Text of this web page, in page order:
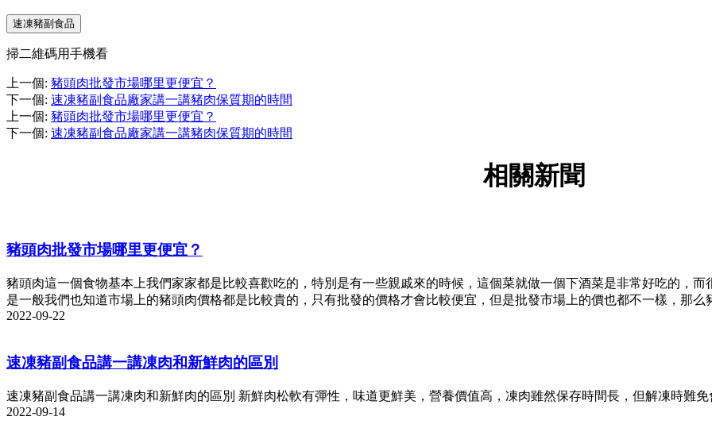
速凍豬副食品
掃二維碼用手機看
上一個: 豬頭肉批發市場哪里更便宜？
下一個: 速凍豬副食品廠家講一講豬肉保質期的時間
上一個: 豬頭肉批發市場哪里更便宜？
下一個: 速凍豬副食品廠家講一講豬肉保質期的時間
相關新聞
豬頭肉批發市場哪里更便宜？
豬頭肉這一個食物基本上我們家家都是比較喜歡吃的，特別是有一些親戚來的時候，這個菜就做一個下酒菜是非常好吃的，
是一般我們也知道市場上的豬頭肉價格都是比較貴的，只有批發的價格才會比較便宜，但是批發市場上的價也都不一樣，那么
2022-09-22
速凍豬副食品講一講凍肉和新鮮肉的區別
速凍豬副食品講一講凍肉和新鮮肉的區別 新鮮肉松軟有彈性，味道更鮮美，營養價值高，凍肉雖然保存時間長，但解凍時難
2022-09-14